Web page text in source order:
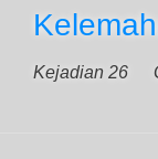
Kejadian 26